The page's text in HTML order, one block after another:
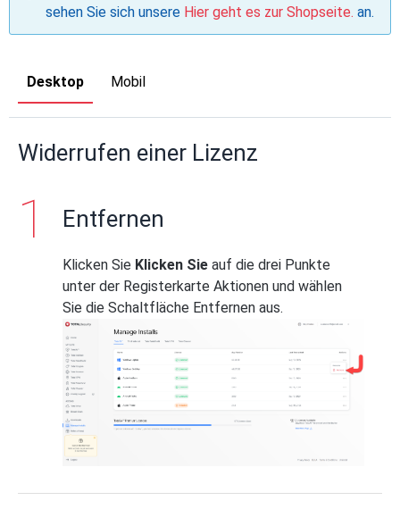
sehen Sie sich unsere Hier geht es zur Shopseite. an.
Desktop Mobil
Widerrufen einer Lizenz
Entfernen
Klicken Sie Klicken Sie auf die drei Punkte
unter der Registerkarte Aktionen und wählen
Sie die Schaltfläche Entfernen aus.